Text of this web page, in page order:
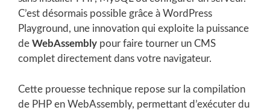
C’est désormais possible grâce à WordPress
Playground, une innovation qui exploite la puissance
de WebAssembly pour faire tourner un CMS
complet directement dans votre navigateur.
Cette prouesse technique repose sur la compilation
de PHP en WebAssembly, permettant d’exécuter du